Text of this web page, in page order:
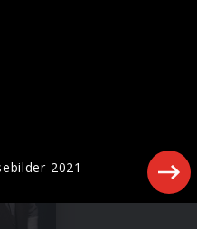
2021